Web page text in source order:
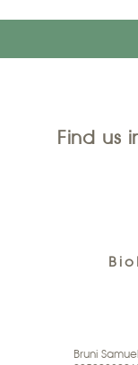
Find us
Bruni